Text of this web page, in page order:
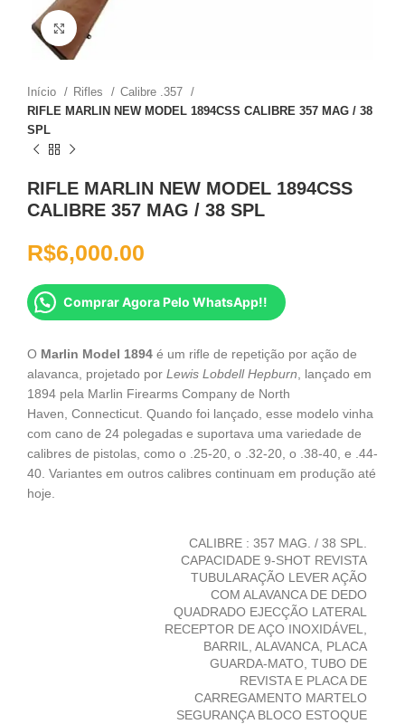
Clique para ampliar
Início Rifles
Calibre .357
RIFLE MARLIN NEW MODEL 1894CSS CALIBRE 357 MAG / 38
SPL
RIFLE MARLIN NEW MODEL 1894CSS
CALIBRE 357 MAG / 38 SPL
R$6,000.00
Comprar Agora Pelo WhatsApp!!
O Marlin Model 1894 é um rifle de repetição por ação de
alavanca, projetado por Lewis Lobdell Hepburn , lançado em
1894 pela Marlin Firearms Company de North
Haven, Connecticut. Quando foi lançado, esse modelo vinha
com cano de 24 polegadas e suportava uma variedade de
calibres de pistolas, como o .25-20, o .32-20, o .38-40, e .44-
40. Variantes em outros calibres continuam em produção até
hoje.
CALIBRE : 357 MAG. / 38 SPL.
CAPACIDADE 9-SHOT REVISTA
TUBULARAÇÃO LEVER AÇÃO
COM ALAVANCA DE DEDO
QUADRADO EJECÇÃO LATERAL
RECEPTOR DE AÇO INOXIDÁVEL,
BARRIL, ALAVANCA, PLACA
GUARDA-MATO, TUBO DE
REVISTA E PLACA DE
CARREGAMENTO MARTELO
SEGURANÇA BLOCO ESTOQUE